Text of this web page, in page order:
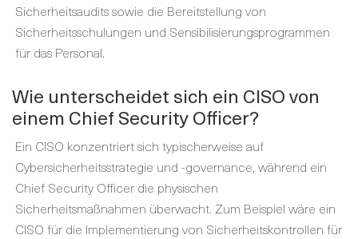
Sicherheitsaudits sowie die Bereitstellung von
Sicherheitsschulungen und Sensibilisierungsprogrammen
für das Personal.
Wie unterscheidet sich ein CISO von
einem Chief Security Officer?
Ein CISO konzentriert sich typischerweise auf
Cybersicherheitsstrategie und -governance, während ein
Chief Security Officer die physischen
Sicherheitsmaßnahmen überwacht. Zum Beispiel wäre ein
CISO für die Implementierung von Sicherheitskontrollen für